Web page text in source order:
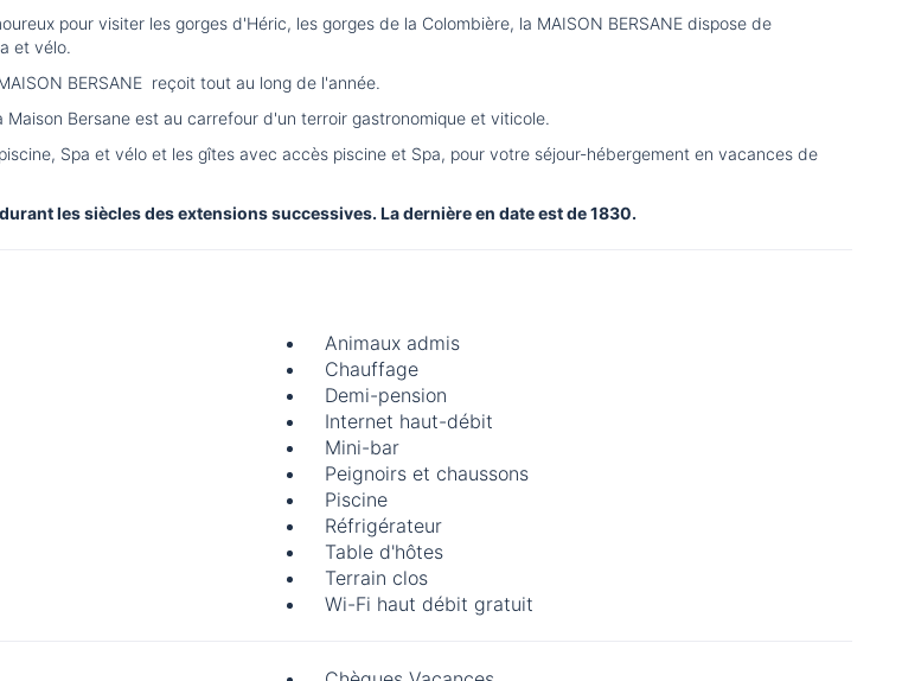
pour visiter les gorges d'Héric, les gorges de la Colombière, la MAISON BERSANE dispose de
et vélo.
BERSANE reçoit tout au long de l'année.
Bersane est au carrefour d'un terroir gastronomique et viticole.
Spa et vélo et les gîtes avec accès piscine et Spa, pour votre séjour-hébergement en vacances de
les siècles des extensions successives. La dernière en date est de 1830.
Animaux admis
Chauffage
Demi-pension
Internet haut-débit
Mini-bar
Peignoirs et chaussons
Piscine
Réfrigérateur
Table d'hôtes
Terrain clos
Wi-Fi haut débit gratuit